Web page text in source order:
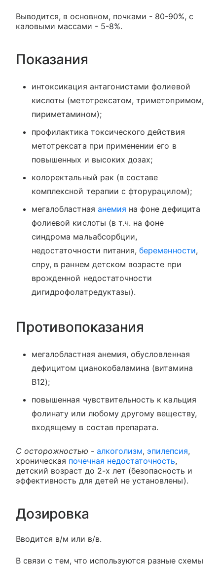
Выводится, в основном, почками - 80-90%, с
каловыми массами - 5-8%.
Показания
интоксикация антагонистами фолиевой
кислоты (метотрексатом, триметопримом,
пириметамином);
профилактика токсического действия
метотрексата при применении его в
повышенных и высоких дозах;
колоректальный рак (в составе
комплексной терапии с фторурацилом);
мегалобластная анемия на фоне дефицита
фолиевой кислоты (в т.ч. на фоне
синдрома мальабсорбции,
недостаточности питания,беременности,
спру, в раннем детском возрасте при
врожденной недостаточности
дигидрофолатредуктазы).
Противопоказания
мегалобластная анемия, обусловленная
дефицитом цианокобаламина (витамина
В12);
повышенная чувствительность к кальция
фолинату или любому другому веществу,
входящему в состав препарата.
С осторожностью - алкоголизм, эпилепсия,
хроническая почечная недостаточность,
детский возраст до 2-х лет (безопасность и
эффективность для детей не установлены).
Дозировка
Вводится в/м или в/в.
В связи с тем, что используются разные схемы